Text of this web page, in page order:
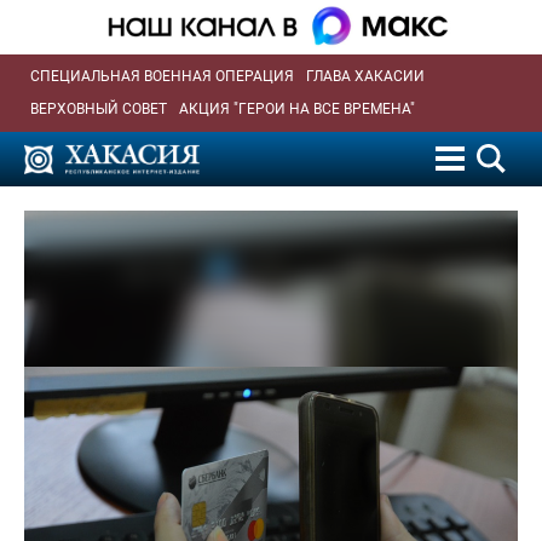
СПЕЦИАЛЬНАЯ ВОЕННАЯ ОПЕРАЦИЯ
ГЛАВА ХАКАСИИ
ВЕРХОВНЫЙ СОВЕТ
АКЦИЯ "ГЕРОИ НА ВСЕ ВРЕМЕНА"